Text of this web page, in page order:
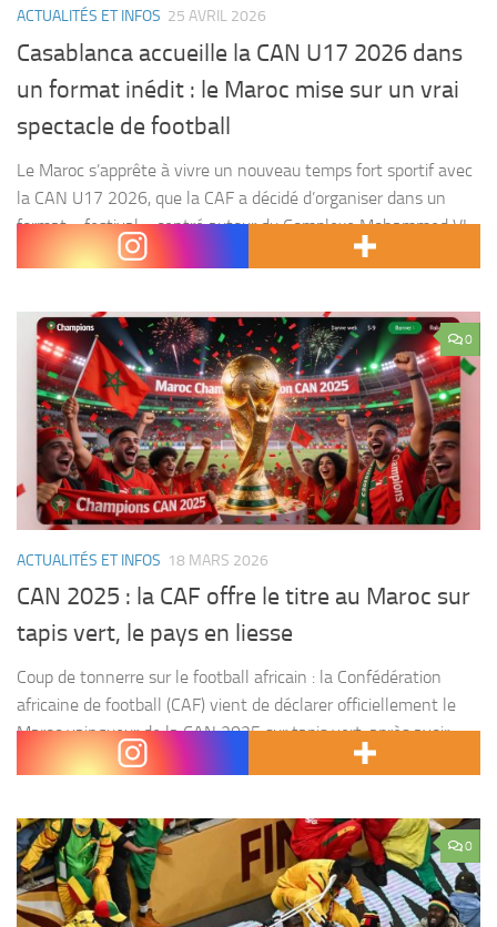
ACTUALITÉS ET INFOS 25 AVRIL 2026
Casablanca accueille la CAN U17 2026 dans
un format inédit : le Maroc mise sur un vrai
spectacle de football
Le Maroc s’apprête à vivre un nouveau temps fort sportif avec
la CAN U17 2026, que la CAF a décidé d’organiser dans un
format « festival » centré autour du Complexe Mohammed VI
0
ACTUALITÉS ET INFOS 18 MARS 2026
CAN 2025 : la CAF offre le titre au Maroc sur
tapis vert, le pays en liesse
Coup de tonnerre sur le football africain : la Confédération
africaine de football (CAF) vient de déclarer officiellement le
Maroc vainqueur de la CAN 2025 sur tapis vert, après avoir
sanctionné le Sénégal pour...
0